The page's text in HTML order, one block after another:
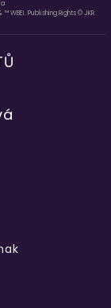
WBEI. Publishing Rights © JKR.